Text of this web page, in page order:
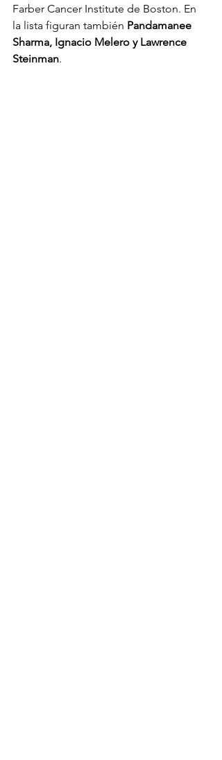
Farber Cancer Institute de Boston. En
la lista figuran también Pandamanee
Sharma, Ignacio Melero y Lawrence
Steinman.